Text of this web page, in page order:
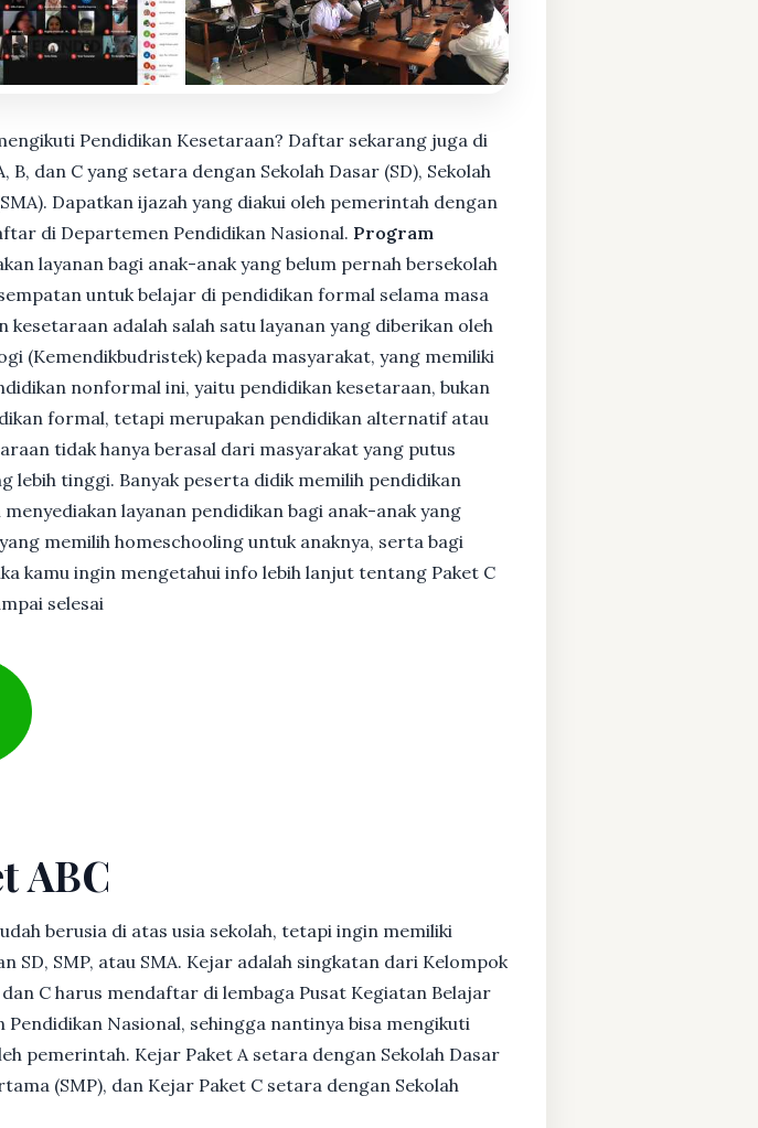
Pendidikan Kesetaraan? Daftar sekarang juga di
dan C yang setara dengan Sekolah Dasar (SD), Sekolah
Dapatkan ijazah yang diakui oleh pemerintah dengan
di Departemen Pendidikan Nasional. Program
layanan bagi anak-anak yang belum pernah bersekolah
untuk belajar di pendidikan formal selama masa
adalah salah satu layanan yang diberikan oleh
(Kemendikbudristek) kepada masyarakat, yang memiliki
nonformal ini, yaitu pendidikan kesetaraan, bukan
formal, tetapi merupakan pendidikan alternatif atau
tidak hanya berasal dari masyarakat yang putus
lebih tinggi. Banyak peserta didik memilih pendidikan
layanan pendidikan bagi anak-anak yang
memilih homeschooling untuk anaknya, serta bagi
kamu ingin mengetahui info lebih lanjut tentang Paket C
selesai
ABC
berusia di atas usia sekolah, tetapi ingin memiliki
SD, SMP, atau SMA. Kejar adalah singkatan dari Kelompok
C harus mendaftar di lembaga Pusat Kegiatan Belajar
Nasional, sehingga nantinya bisa mengikuti
pemerintah. Kejar Paket A setara dengan Sekolah Dasar
(SMP), dan Kejar Paket C setara dengan Sekolah